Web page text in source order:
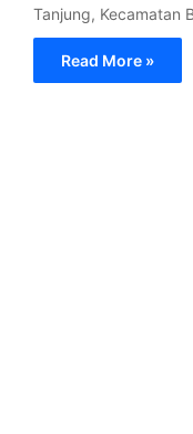
Tanjung, Kecamatan
Read More »